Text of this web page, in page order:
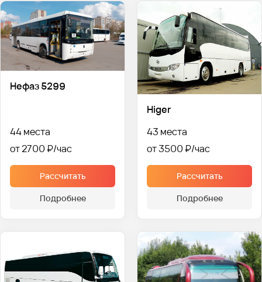
Нефаз 5299
44 места
от 2700 ₽
Рассчитать
Подробнее
Higer
43 места
от 3500 ₽
Рассчитать
Подробнее